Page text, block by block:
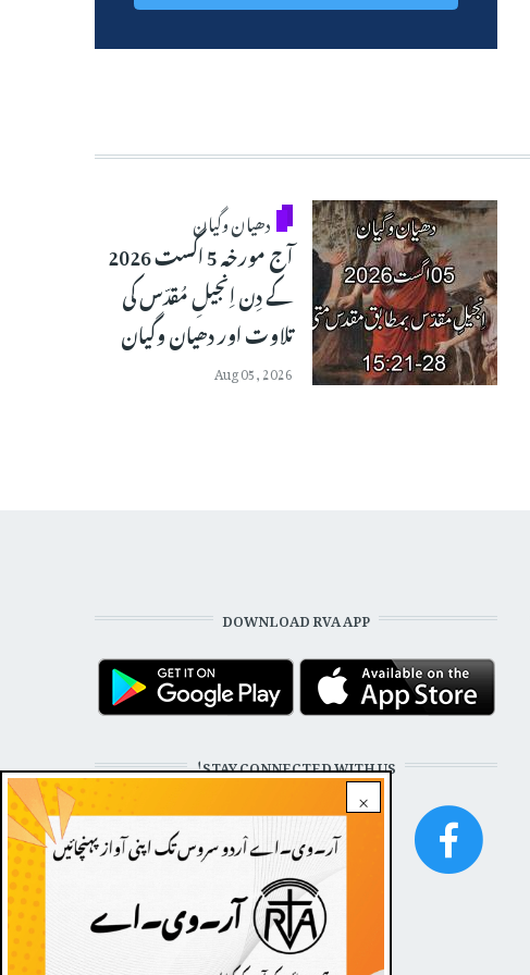
دھیان وگیان
آج مورخہ 5 اگست 2026
کے دِن اِنجیلِ مُقدّس کی
تلاوت اور دھیان وگیان
Aug 05, 2026
×
DOWNLOAD RVA APP
STAY CONNECTED WITH US!